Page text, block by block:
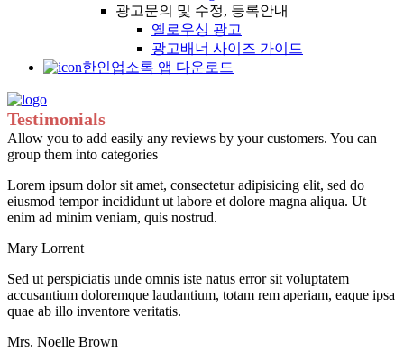
광고문의 및 수정, 등록안내
옐로우싱 광고
광고배너 사이즈 가이드
한인업소록 앱 다운로드
Testimonials
Allow you to add easily any reviews by your customers. You can
group them into categories
Lorem ipsum dolor sit amet, consectetur adipisicing elit, sed do
eiusmod tempor incididunt ut labore et dolore magna aliqua. Ut
enim ad minim veniam, quis nostrud.
Mary Lorrent
Sed ut perspiciatis unde omnis iste natus error sit voluptatem
accusantium doloremque laudantium, totam rem aperiam, eaque ipsa
quae ab illo inventore veritatis.
Mrs. Noelle Brown